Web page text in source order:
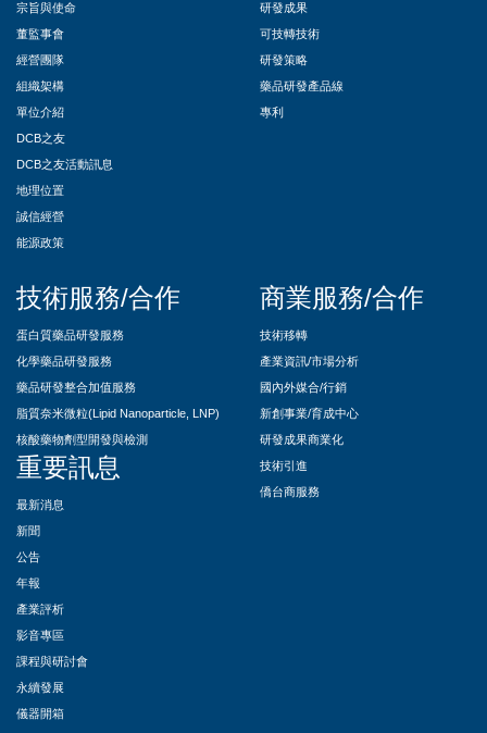
宗旨與使命
董監事會
經營團隊
組織架構
單位介紹
DCB之友
DCB之友活動訊息
地理位置
誠信經營
能源政策
研發成果
可技轉技術
研發策略
藥品研發產品線
專利
技術服務/合作
蛋白質藥品研發服務
化學藥品研發服務
藥品研發整合加值服務
脂質奈米微粒(Lipid Nanoparticle, LNP)
核酸藥物劑型開發與檢測
重要訊息
最新消息
新聞
公告
年報
產業評析
影音專區
課程與研討會
永續發展
儀器開箱
商業服務/合作
技術移轉
產業資訊/市場分析
國內外媒合/行銷
新創事業/育成中心
研發成果商業化
技術引進
僑台商服務